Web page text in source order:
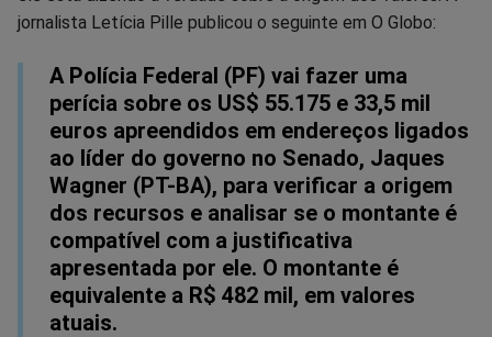
jornalista Letícia Pille publicou o seguinte em O Globo:
A Polícia Federal (PF) vai fazer uma
perícia sobre os US$ 55.175 e 33,5 mil
euros apreendidos em endereços ligados
ao líder do governo no Senado, Jaques
Wagner (PT-BA), para verificar a origem
dos recursos e analisar se o montante é
compatível com a justificativa
apresentada por ele. O montante é
equivalente a R$ 482 mil, em valores
atuais.